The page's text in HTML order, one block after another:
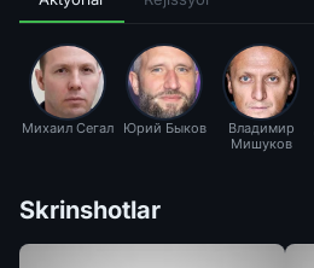
Михаил Сегал Юрий Быков
Владимир
Мишуков
Skrinshotlar